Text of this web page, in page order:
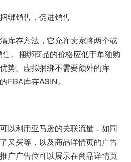
绑销售，促进销售
库存方法，它允许卖家将两个或
。捆绑商品的价格应低于单独购
势。虚拟捆绑不需要额外的库
FBA库存ASIN。
以利用亚马逊的关联流量，如同
又买等，以及商品详情页的广告
广广告位可以展示在商品详情页